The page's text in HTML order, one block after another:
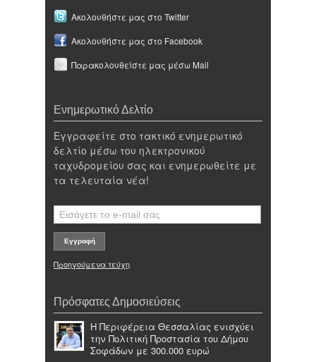
Ακολουθήστε μας στο Twitter
Ακολουθήστε μας στο Facebook
Παρακολουθείστε μας μέσω Mail
Ενημερωτικό Δελτίο
Εγγραφείτε στο τακτικό ενημερωτικό
δελτίο μέσω του ηλεκτρονικού
ταχυδρομείου σας και ενημερωθείτε με
τα τελευταία νέα!
Προηγούμενα τεύχη
Πρόσφατες Δημοσιεύσεις
Η Περιφέρεια Θεσσαλίας ενισχύει
την Πολιτική Προστασία του Δήμου
Σοφάδων με 300.000 ευρώ